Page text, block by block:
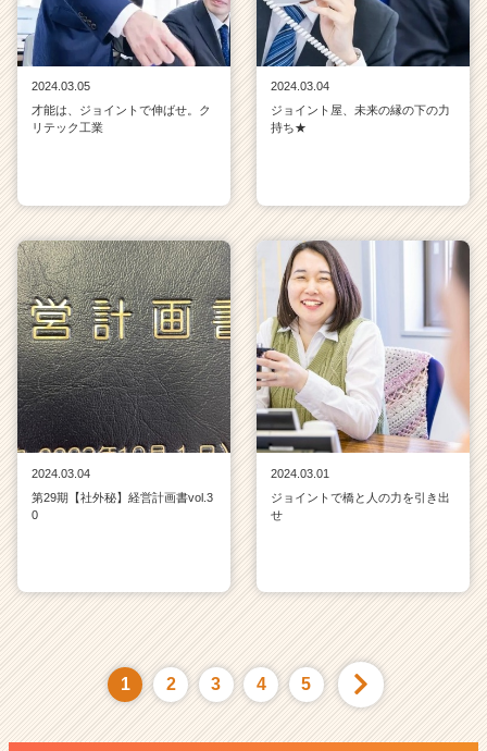
2024.03.05
才能は、ジョイントで伸ばせ。ク
リテック工業
2024.03.04
ジョイント屋、未来の縁の下の力
持ち★
2024.03.04
第29期【社外秘】経営計画書vol.3
0
2024.03.01
ジョイントで橋と人の力を引き出
せ
1 2 3 4 5